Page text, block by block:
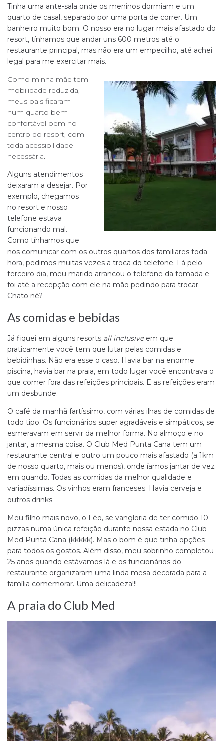
Tinha uma ante-sala onde os meninos dormiam e um
quarto de casal, separado por uma porta de correr. Um
banheiro muito bom. O nosso era no lugar mais afastado do
resort, tínhamos que andar uns 600 metros até o
restaurante principal, mas não era um empecilho, até achei
legal para me exercitar mais.
Como minha mãe tem
mobilidade reduzida,
meus pais ficaram
num quarto bem
confortável bem no
centro do resort, com
toda acessibilidade
necessária.
Alguns atendimentos
deixaram a desejar. Por
exemplo, chegamos
no resort e nosso
telefone estava
funcionando mal.
Como tínhamos que
nos comunicar com os outros quartos dos familiares toda
hora, pedimos muitas vezes a troca do telefone. Lá pelo
terceiro dia, meu marido arrancou o telefone da tomada e
foi até a recepção com ele na mão pedindo para trocar.
Chato né?
As comidas e bebidas
Já fiquei em alguns resorts all inclusiveem que
praticamente você tem que lutar pelas comidas e
bebidinhas. Não era esse o caso. Havia bar na enorme
piscina, havia bar na praia, em todo lugar você encontrava o
que comer fora das refeições principais. E as refeições eram
um desbunde.
O café da manhã fartíssimo, com várias ilhas de comidas de
todo tipo. Os funcionários super agradáveis e simpáticos, se
esmeravam em servir da melhor forma. No almoço e no
jantar, a mesma coisa. O Club Med Punta Cana tem um
restaurante central e outro um pouco mais afastado (a 1km
de nosso quarto, mais ou menos), onde íamos jantar de vez
em quando. Todas as comidas da melhor qualidade e
variadíssimas. Os vinhos eram franceses. Havia cerveja e
outros drinks.
Meu filho mais novo, o Léo, se vangloria de ter comido 10
pizzas numa única refeição durante nossa estada no Club
Med Punta Cana (kkkkk). Mas o bom é que tinha opções
para todos os gostos. Além disso, meu sobrinho completou
25 anos quando estávamos lá e os funcionários do
restaurante organizaram uma linda mesa decorada para a
família comemorar. Uma delicadeza!!!
A praia do Club Med